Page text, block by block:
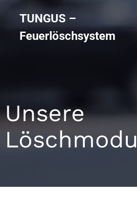
TUNGUS –
Feuerlöschsystem
Unsere
Löschmodu